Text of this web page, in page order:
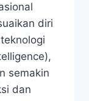
diri
semakin
dan